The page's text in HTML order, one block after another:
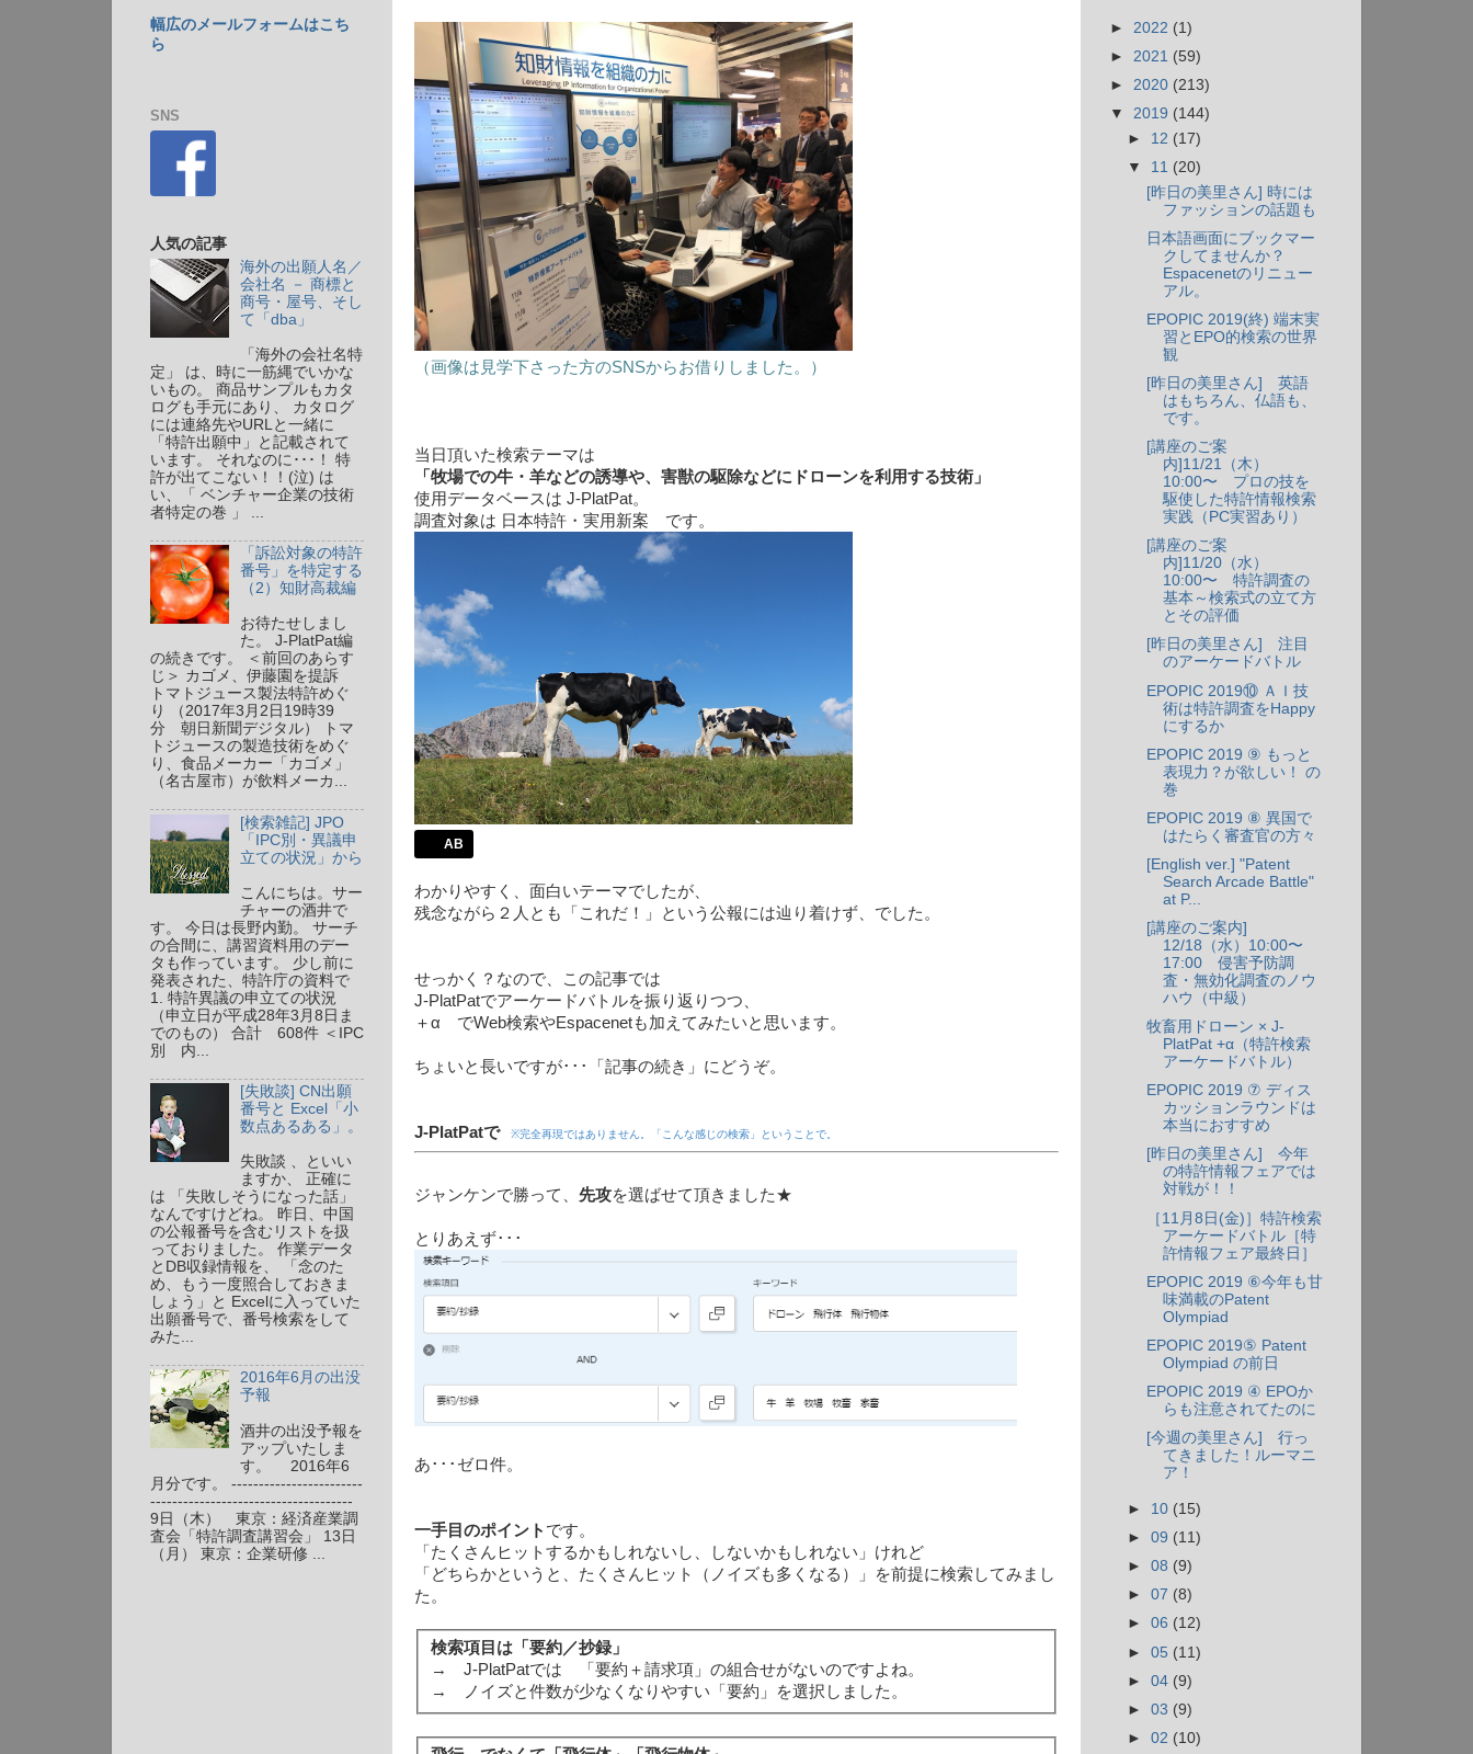
（画像は見学下さった方のSNSからお借りしました。）
当日頂いた検索テーマは
「牧場での牛・羊などの誘導や、害獣の駆除などにドローンを利用する技術」
使用データベースは J-PlatPat。
調査対象は 日本特許・実用新案 です。
AB
わかりやすく、面白いテーマでしたが、
残念ながら２人とも「これだ！」という公報には辿り着けず、でした。
せっかく？なので、この記事では
J-PlatPatでアーケードバトルを振り返りつつ、
＋α でWeb検索やEspacenetも加えてみたいと思います。
ちょいと長いですが･･･「記事の続き」にどうぞ。
J-PlatPatで※完全再現ではありません。「こんな感じの検索」ということで。
ジャンケンで勝って、 先攻を選ばせて頂きました★
とりあえず･･･
あ･･･ゼロ件。
一手目のポイント です。
「たくさんヒットするかもしれないし、しないかもしれない」けれど
「どちらかというと、たくさんヒット（ノイズも多くなる）」を前提に検索してみまし
た。
検索項目は「要約／抄録」
→ J-PlatPatでは 「要約＋請求項」の組合せがないのですよね。
→ ノイズと件数が少なくなりやすい「要約」を選択しました。
幅広のメールフォームはこち
ら
SNS
人気の記事
海外の出願人名／
会社名 － 商標と
商号・屋号、そし
て「dba」
「海外の会社名特
定」 は、時に一筋縄でいかな
いもの。 商品サンプルもカタ
ログも手元にあり、 カタログ
には連絡先やURLと一緒に
「特許出願中」と記載されて
います。 それなのに･･･！ 特
許が出てこない！！(泣) は
い、「 ベンチャー企業の技術
者特定の巻 」 ...
「訴訟対象の特許
番号」を特定する
（2）知財高裁編
お待たせしまし
た。 J-PlatPat編
の続きです。 ＜前回のあらす
じ＞ カゴメ、伊藤園を提訴
トマトジュース製法特許めぐ
り （2017年3月2日19時39
分 朝日新聞デジタル） トマ
トジュースの製造技術をめぐ
り、食品メーカー「カゴメ」
（名古屋市）が飲料メーカ...
[検索雑記] JPO
「IPC別・異議申
立ての状況」から
こんにちは。サー
チャーの酒井で
す。 今日は長野内勤。 サーチ
の合間に、講習資料用のデー
タも作っています。 少し前に
発表された、特許庁の資料で
1. 特許異議の申立ての状況
（申立日が平成28年3月8日ま
でのもの） 合計 608件 ＜IPC
別 内...
[失敗談] CN出願
番号と Excel「小
数点あるある」。
失敗談 、といい
ますか、 正確に
は 「失敗しそうになった話」
なんですけどね。 昨日、中国
の公報番号を含むリストを扱
っておりました。 作業データ
とDB収録情報を、 「念のた
め、もう一度照合しておきま
しょう」と Excelに入っていた
出願番号で、番号検索をして
みた...
2016年6月の出没
予報
酒井の出没予報を
アップいたしま
す。 2016年6
月分です。 ------------------------
-------------------------------------
9日（木） 東京：経済産業調
査会「特許調査講習会」 13日
（月） 東京：企業研修 ...
► 2022 (1)
► 2021 (59)
► 2020 (213)
▼ 2019 (144)
► 12 (17)
▼ 11 (20)
[昨日の美里さん] 時には
ファッションの話題も
日本語画面にブックマー
クしてませんか？
Espacenetのリニュー
アル。
EPOPIC 2019(終) 端末実
習とEPO的検索の世界
観
[昨日の美里さん] 英語
はもちろん、仏語も、
です。
[講座のご案
内]11/21（木）
10:00〜 プロの技を
駆使した特許情報検索
実践（PC実習あり）
[講座のご案
内]11/20（水）
10:00〜 特許調査の
基本～検索式の立て方
とその評価
[昨日の美里さん] 注目
のアーケードバトル
EPOPIC 2019⑩ ＡＩ技
術は特許調査をHappy
にするか
EPOPIC 2019 ⑨ もっと
表現力？が欲しい！ の
巻
EPOPIC 2019 ⑧ 異国で
はたらく審査官の方々
[English ver.] "Patent
Search Arcade Battle"
at P...
[講座のご案内]
12/18（水）10:00〜
17:00 侵害予防調
査・無効化調査のノウ
ハウ（中級）
牧畜用ドローン × J-
PlatPat +α（特許検索
アーケードバトル）
EPOPIC 2019 ⑦ ディス
カッションラウンドは
本当におすすめ
[昨日の美里さん] 今年
の特許情報フェアでは
対戦が！！
［11月8日(金)］特許検索
アーケードバトル［特
許情報フェア最終日］
EPOPIC 2019 ⑥今年も甘
味満載のPatent
Olympiad
EPOPIC 2019⑤ Patent
Olympiad の前日
EPOPIC 2019 ④ EPOか
らも注意されてたのに
[今週の美里さん] 行っ
てきました！ルーマニ
ア！
► 10 (15)
►09 (11)
►08 (9)
►07 (8)
►06 (12)
►05 (11)
►04 (9)
►03 (9)
►02 (10)